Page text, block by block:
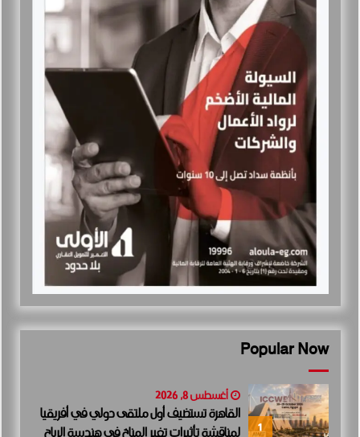
Popular Now
1
أغسطس 8, 2026
القاهرة تستضيف أول ملتقى دولي في أفريقيا